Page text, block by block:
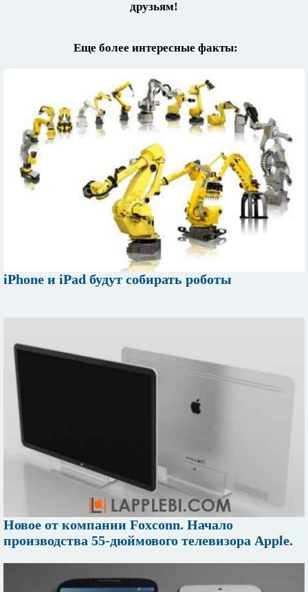
друзьям!
Еще более интересные факты:
iPhone и iPad будут собирать роботы
Новое от компании Foxconn. Начало
производства 55-дюймового телевизора Apple.